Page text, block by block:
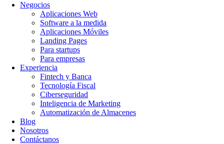
Negocios
Aplicaciones Web
Software a la medida
Aplicaciones Móviles
Landing Pages
Para startups
Para empresas
Experiencia
Fintech y Banca
Tecnología Fiscal
Ciberseguridad
Inteligencia de Marketing
Automatización de Almacenes
Blog
Nosotros
Contáctanos